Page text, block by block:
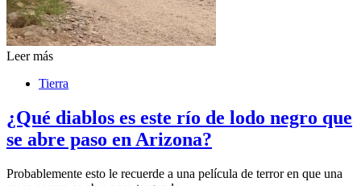
Leer más
Tierra
¿Qué diablos es este río de lodo negro que
se abre paso en Arizona?
Probablemente esto le recuerde a una película de terror en que una